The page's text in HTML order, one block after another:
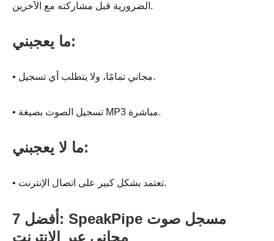
الضرورية قبل مشاركته مع الآخرين.
ما يعجبني:
• مجاني تمامًا، ولا يتطلب أي تسجيل.
• تسجيل الصوت بصيغة MP3 مباشرة.
ما لا يعجبني:
• تعتمد بشكل كبير على اتصال الإنترنت.
أفضل 7: SpeakPipe مسجل صوت
مجاني عبر الإنترنت